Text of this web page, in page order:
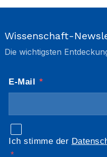
Wissenschaft-
Die wichtigsten